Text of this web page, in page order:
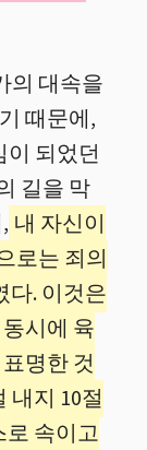
의 대속을
때문에,
되었던
길을 막
내 자신이
로는 죄의
다. 이것은
시에 육
명한 것
내지 10절
로 속이고